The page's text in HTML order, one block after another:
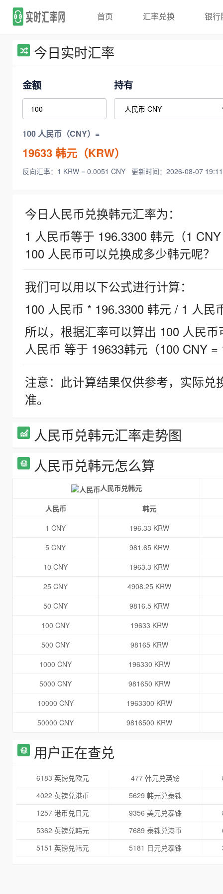
首页 汇率兑换 银行
今日实时汇率
金额 持有
100 人民币（CNY）=
19633韩元（KRW）
反向汇率：1 KRW = 0.0051 CNY 更新时间：2026-08-07
今日人民币兑换韩元汇率为：
1 人民币等于 196.3300 韩元（1
100 人民币可以兑换成多少韩元呢？
我们可以用以下公式进行计算：
100 人民币 * 196.3300 韩元 / 1 人民
所以，根据汇率可以算出 100 人民
人民币 等于 19633韩元（100 CNY =
注意：此计算结果仅供参考，实际
准。
人民币兑韩元汇率走势图
人民币兑韩元怎么算
人民币兑韩元
人民币
韩元
1 CNY
196.33 KRW
5 CNY
981.65 KRW
10 CNY
1963.3 KRW
25 CNY
4908.25 KRW
50 CNY
9816.5 KRW
100 CNY
19633 KRW
500 CNY
98165 KRW
1000 CNY
196330 KRW
5000 CNY
981650 KRW
10000 CNY
1963300 KRW
50000 CNY
9816500 KRW
用户正在查兑
6183 英镑兑欧元 477 韩元兑英镑
4022 英镑兑港币
5629 韩元兑泰铢
1257 港币兑日元
9356 美元兑泰铢
5362 英镑兑韩元
7689 泰铢兑港币
5151 英镑兑韩元
5181 日元兑泰铢